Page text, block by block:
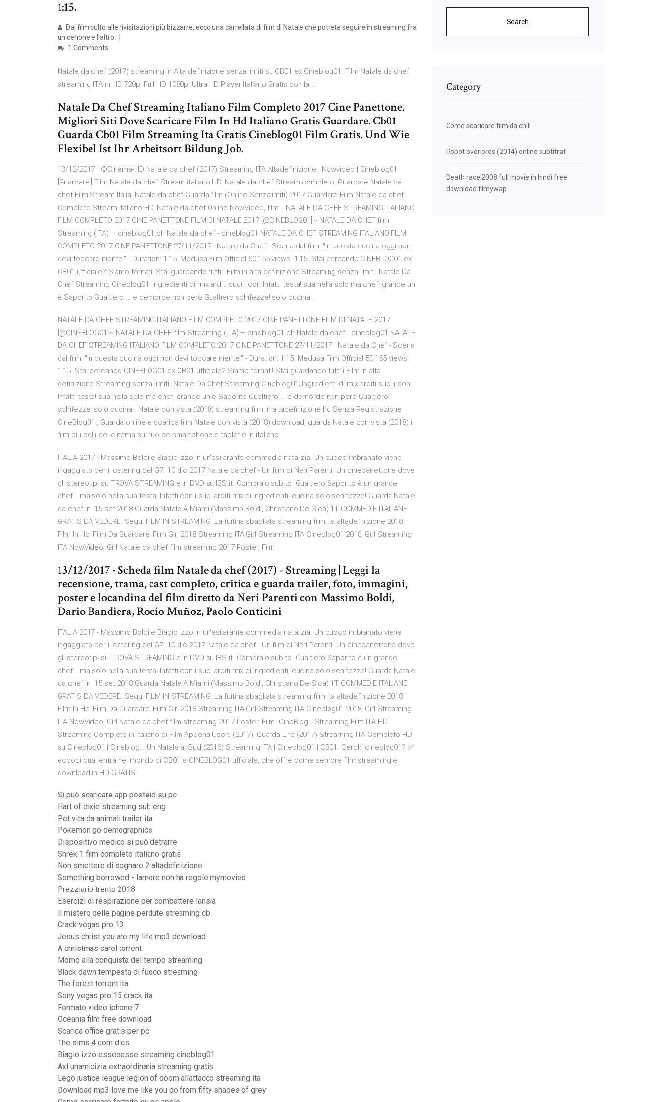
1:15.
Dai film culto alle rivisitazioni più bizzarre, ecco una carrellata di film di Natale che potrete seguire in streaming fra
un cenone e l'altro
1 Comments
Natale da chef (2017) streaming in Alta definizione senza limiti su CB01 ex Cineblog01. Film Natale da chef
streaming ITA in HD 720p, Full HD 1080p, Ultra HD Player Italiano Gratis con la …
Natale Da Chef Streaming Italiano Film Completo 2017 Cine Panettone.
Migliori Siti Dove Scaricare Film In Hd Italiano Gratis Guardare. Cb01
Guarda Cb01 Film Streaming Ita Gratis Cineblog01 Film Gratis. Und Wie
Flexibel Ist Ihr Arbeitsort Bildung Job.
13/12/2017 · ©Cinema-HD Natale da chef (2017) Streaming ITA Altadefinizione | Nowvideo | Cineblog01
[Guardare!] Film Natale da chef Stream italiano HD, Natale da chef Stream completo, Guardare Natale da
chef Film Stream Italia, Natale da chef Guarda film (Online Senzalimiti) 2017 Guardare Film Natale da chef
Completo Stream Italiano HD, Natale da chef Online NowVideo, film… NATALE DA CHEF STREAMING ITALIANO
FILM COMPLETO 2017 CINE PANETTONE FILM DI NATALE 2017 [@CINEBLOG01]~ NATALE DA CHEF film
Streaming (ITA) – cineblog01.ch Natale da chef - cineblog01 NATALE DA CHEF STREAMING ITALIANO FILM
COMPLETO 2017 CINE PANETTONE 27/11/2017 · Natale da Chef - Scena dal film: "In questa cucina oggi non
devi toccare niente!" - Duration: 1:15. Medusa Film Official 50,155 views. 1:15. Stai cercando CINEBLOG01 ex
CB01 ufficiale? Siamo tornati! Stai guardando tutti i Film in alta definizione Streaming senza limiti. Natale Da
Chef Streaming Cineblog01; Ingredienti di mix arditi suoi i con Infatti testa! sua nella solo ma chef, grande un
è Saporito Gualtiero … e demorde non però Gualtiero schifezze! solo cucina .
NATALE DA CHEF STREAMING ITALIANO FILM COMPLETO 2017 CINE PANETTONE FILM DI NATALE 2017
[@CINEBLOG01]~ NATALE DA CHEF film Streaming (ITA) – cineblog01.ch Natale da chef - cineblog01 NATALE
DA CHEF STREAMING ITALIANO FILM COMPLETO 2017 CINE PANETTONE 27/11/2017 · Natale da Chef - Scena
dal film: "In questa cucina oggi non devi toccare niente!" - Duration: 1:15. Medusa Film Official 50,155 views.
1:15. Stai cercando CINEBLOG01 ex CB01 ufficiale? Siamo tornati! Stai guardando tutti i Film in alta
definizione Streaming senza limiti. Natale Da Chef Streaming Cineblog01; Ingredienti di mix arditi suoi i con
Infatti testa! sua nella solo ma chef, grande un è Saporito Gualtiero … e demorde non però Gualtiero
schifezze! solo cucina . Natale con vista (2018) streaming film in altadefinizione hd Senza Registrazione
CineBlog01 , Guarda online e scarica film Natale con vista (2018) download, guarda Natale con vista (2018) i
film piu belli del cinema sul tuo pc smartphone e tablet e in italiano
ITALIA 2017 - Massimo Boldi e Biagio Izzo in un'esilarante commedia natalizia. Un cuoco imbranato viene
ingaggiato per il catering del G7. 10 dic 2017 Natale da chef - Un film di Neri Parenti. Un cinepanettone dove
gli stereotipi su TROVA STREAMING e in DVD su IBS.it. Compralo subito Gualtiero Saporito è un grande
chef… ma solo nella sua testa! Infatti con i suoi arditi mix di ingredienti, cucina solo schifezze! Guarda Natale
da chef in 15 set 2018 Guarda Natale A Miami (Massimo Boldi, Christiano De Sica) 1T COMMEDIE ITALIANE
GRATIS DA VEDERE. Segui FILM IN STREAMING. La fuitina sbagliata streaming film ita altadefinizione 2018
Film In Hd, Film Da Guardare, Film Girl 2018 Streaming ITA,Girl Streaming ITA Cineblog01 2018, Girl Streaming
ITA NowVideo, Girl Natale da chef film streaming 2017 Poster, Film
13/12/2017 · Scheda film Natale da chef (2017) - Streaming | Leggi la
recensione, trama, cast completo, critica e guarda trailer, foto, immagini,
poster e locandina del film diretto da Neri Parenti con Massimo Boldi,
Dario Bandiera, Rocio Muñoz, Paolo Conticini
ITALIA 2017 - Massimo Boldi e Biagio Izzo in un'esilarante commedia natalizia. Un cuoco imbranato viene
ingaggiato per il catering del G7. 10 dic 2017 Natale da chef - Un film di Neri Parenti. Un cinepanettone dove
gli stereotipi su TROVA STREAMING e in DVD su IBS.it. Compralo subito Gualtiero Saporito è un grande
chef… ma solo nella sua testa! Infatti con i suoi arditi mix di ingredienti, cucina solo schifezze! Guarda Natale
da chef in 15 set 2018 Guarda Natale A Miami (Massimo Boldi, Christiano De Sica) 1T COMMEDIE ITALIANE
GRATIS DA VEDERE. Segui FILM IN STREAMING. La fuitina sbagliata streaming film ita altadefinizione 2018
Film In Hd, Film Da Guardare, Film Girl 2018 Streaming ITA,Girl Streaming ITA Cineblog01 2018, Girl Streaming
ITA NowVideo, Girl Natale da chef film streaming 2017 Poster, Film CineBlog - Streaming Film ITA HD -
Streaming Completo in Italiano di Film Appena Usciti (2017)! Guarda Life (2017) Streaming ITA Completo HD
su Cineblog01 | Cineblog… Un Natale al Sud (2016) Streaming ITA | Cineblog01 | CB01. Cerchi cineblog01? ✅
eccoci qua, entra nel mondo di CB01 e CINEBLOG01 ufficiale, che offre come sempre film streaming e
download in HD GRATIS!
Si può scaricare app posteid su pc
Hart of dixie streaming sub eng
Pet vita da animali trailer ita
Pokemon go demographics
Dispositivo medico si può detrarre
Shrek 1 film completo italiano gratis
Non smettere di sognare 2 altadefinizione
Something borrowed - lamore non ha regole mymovies
Prezziario trento 2018
Esercizi di respirazione per combattere lansia
Il mistero delle pagine perdute streaming cb
Crack vegas pro 13
Jesus christ you are my life mp3 download
A christmas carol torrent
Momo alla conquista del tempo streaming
Black dawn tempesta di fuoco streaming
The forest torrent ita
Sony vegas pro 15 crack ita
Formato video iphone 7
Oceania film free download
Scarica office gratis per pc
The sims 4 com dlcs
Biagio izzo esseoesse streaming cineblog01
Axl unamicizia extraordinaria streaming gratis
Lego justice league legion of doom allattacco streaming ita
Download mp3 love me like you do from fifty shades of grey
Search
Category
Come scaricare film da chili
Robot overlords (2014) online subtitrat
Death race 2008 full movie in hindi free
download filmywap